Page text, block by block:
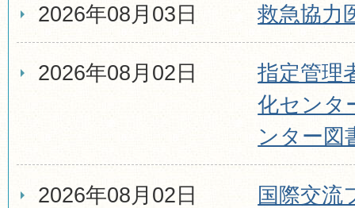
2026年08月03日 救急協力
2026年08月02日
指定管理
化センタ
ンター図
2026年08月02日 国際交流